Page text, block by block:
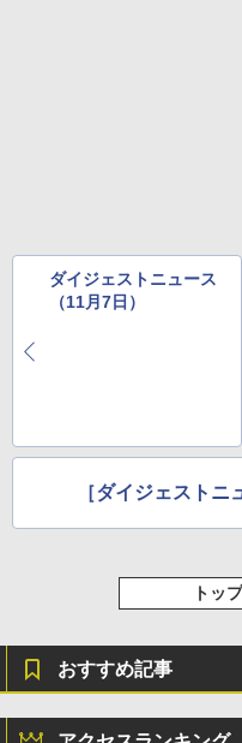
ダイジェストニュース
（11月7日）
［ダイジェスト
トッ
おすすめ記事